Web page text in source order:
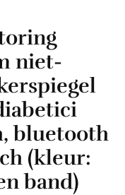
niet-
bluetooth
(kleur:
band)